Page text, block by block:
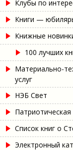
Клубы по
Книги —
Книжные
100 лучших
Материально-
услуг
НЭБ Свет
Патриотическая
Список книг о
Электронный